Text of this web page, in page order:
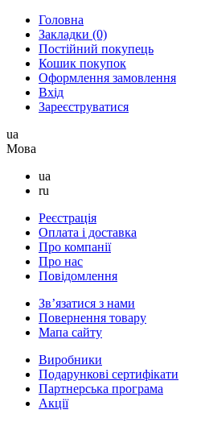
Головна
Закладки (0)
Постійний покупець
Кошик покупок
Оформлення замовлення
Вхід
Зареєструватися
ua
Мова
ua
ru
Реєстрація
Оплата і доставка
Про компанії
Про нас
Повідомлення
Зв’язатися з нами
Повернення товару
Мапа сайту
Виробники
Подарункові сертифікати
Партнерська програма
Акції